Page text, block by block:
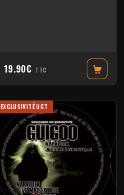
19.90€ TTC
EXCLUSIVITÉ UGT